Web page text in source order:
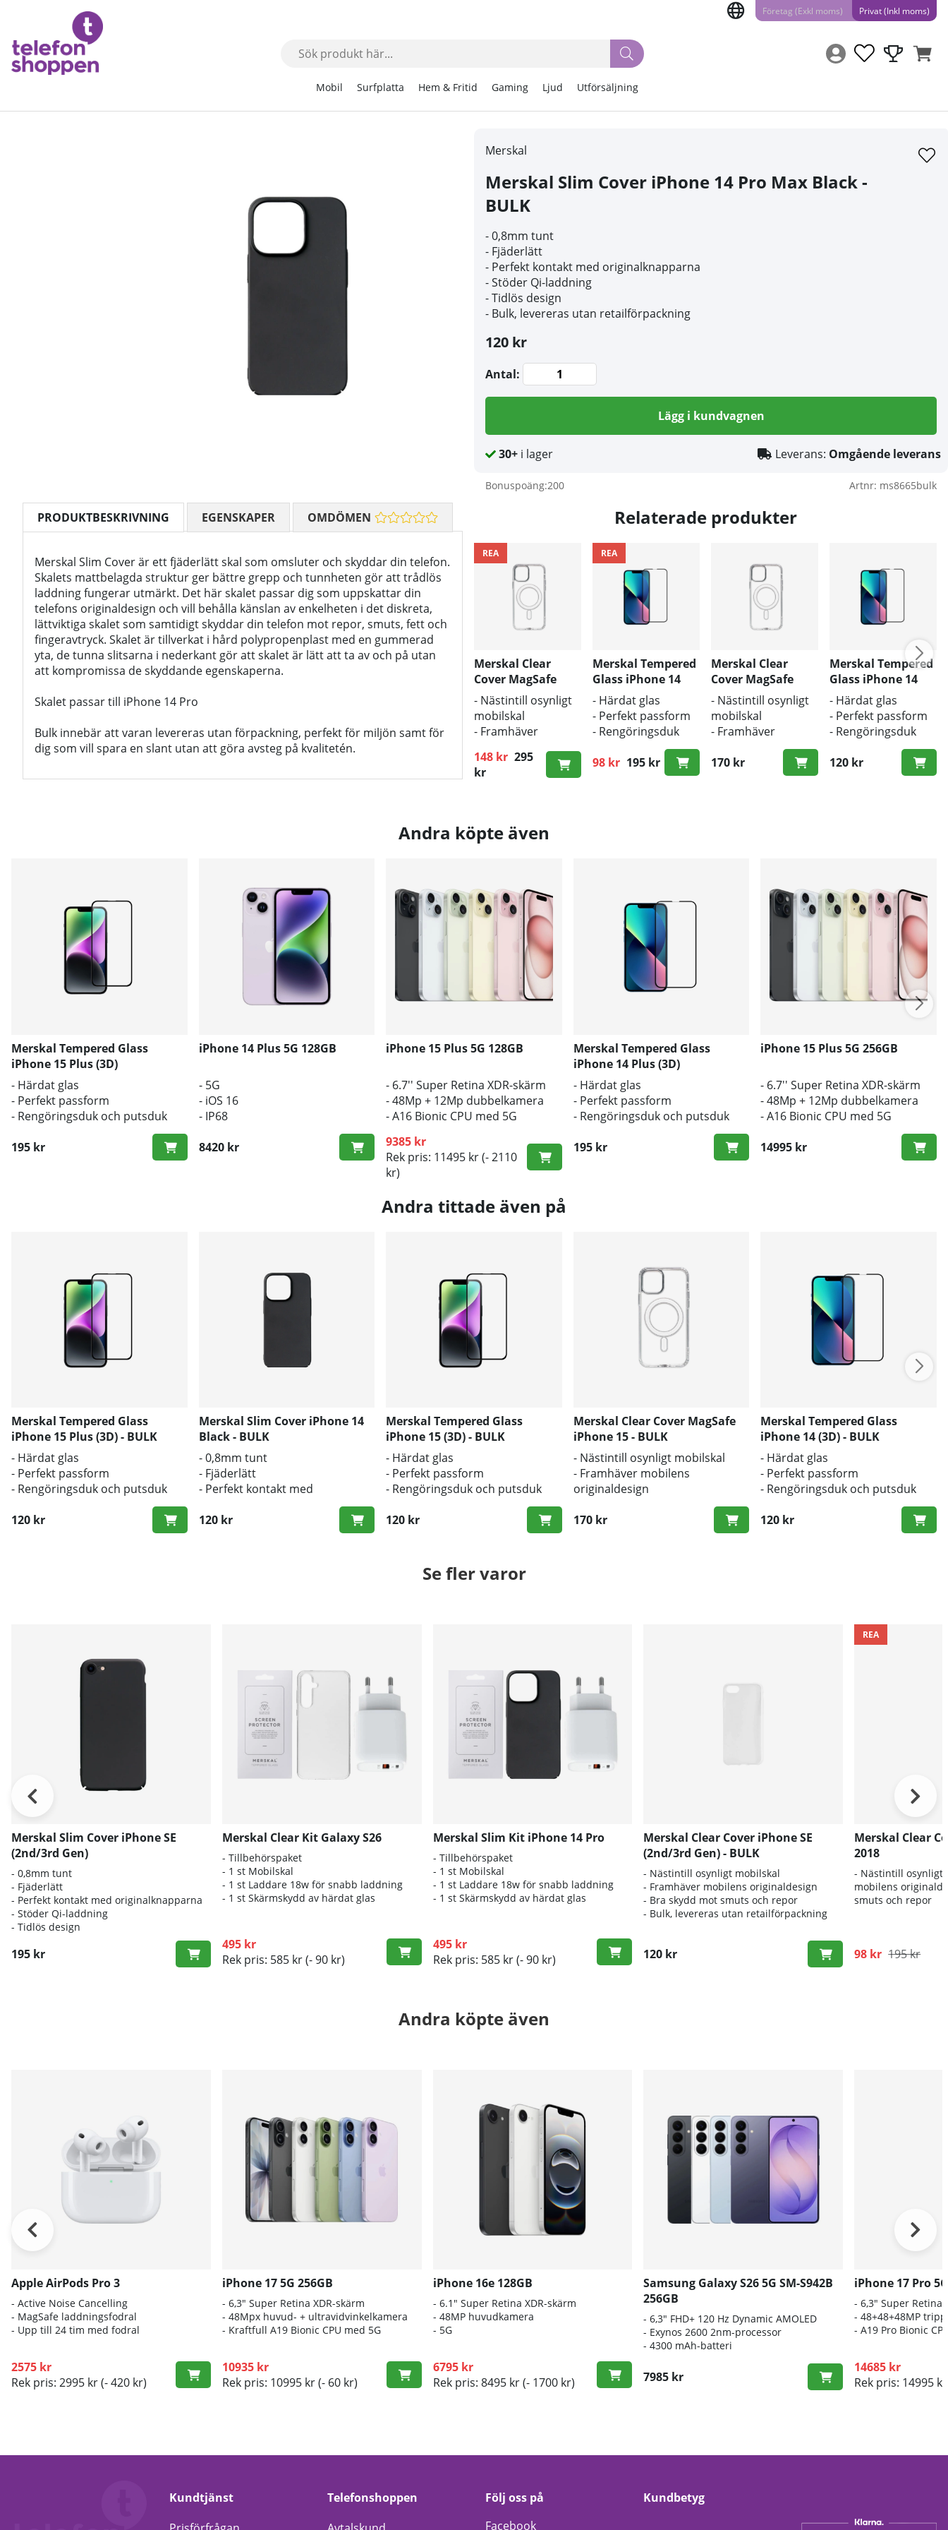
Företag (Exkl moms) Privat (Inkl moms)
Mobil Surfplatta Hem & Fritid Gaming Ljud Utförsäljning
Merskal
Merskal Slim Cover iPhone 14 Pro Max Black -
BULK
- 0,8mm tunt
- Fjäderlätt
- Perfekt kontakt med originalknapparna
- Stöder Qi-laddning
- Tidlös design
- Bulk, levereras utan retailförpackning
120 kr
Antal:
Lägg i kundvagnen
30+ i lager Leverans: Omgående leverans
Bonuspoäng:200 Artnr: ms8665bulk
PRODUKTBESKRIVNING
Merskal Slim Cover är ett fjäderlätt skal som omsluter och skyddar din telefon.
Skalets mattbelagda struktur ger bättre grepp och tunnheten gör att trådlös
laddning fungerar utmärkt. Det här skalet passar dig som uppskattar din
telefons originaldesign och vill behålla känslan av enkelheten i det diskreta,
lättviktiga skalet som samtidigt skyddar din telefon mot repor, smuts, fett och
fingeravtryck. Skalet är tillverkat i hård polypropenplast med en gummerad
yta, de tunna slitsarna i nederkant gör att skalet är lätt att ta av och på utan
att kompromissa de skyddande egenskaperna.
Skalet passar till iPhone 14 Pro
Bulk innebär att varan levereras utan förpackning, perfekt för miljön samt för
dig som vill spara en slant utan att göra avsteg på kvalitetén.
EGENSKAPER OMDÖMEN Relaterade produkter
REA
Merskal Clear
Cover MagSafe
iPhone 14 Pro Max
- Nästintill osynligt
mobilskal
- Framhäver
originaldesign
- Bra skydd mot
148 kr 295
kr
Ordinarie pris:
REA
Merskal Tempered
Glass iPhone 14
Pro Max (3D)
- Härdat glas
- Perfekt passform
- Rengöringsduk
inkluderad
98 kr 195 kr
Ordinarie pris:
Merskal Clear
Cover MagSafe
iPhone 14 Pro Max
- BULK
- Nästintill osynligt
mobilskal
- Framhäver
originaldesign
- Bra skydd mot
170 kr
Merskal Tempered
Glass iPhone 14
Pro Max (3D) -
BULK
- Härdat glas
- Perfekt passform
- Rengöringsduk
inkluderad
120 kr
Andra köpte även
Merskal Tempered Glass
iPhone 15 Plus (3D)
- Härdat glas
- Perfekt passform
- Rengöringsduk och putsduk
195 kr
iPhone 14 Plus 5G 128GB
- 5G
- iOS 16
- IP68
8420 kr
iPhone 15 Plus 5G 128GB
- 6.7'' Super Retina XDR-skärm
- 48Mp + 12Mp dubbelkamera
- A16 Bionic CPU med 5G
9385 kr
Rek pris: 11495 kr(- 2110
kr)
Merskal Tempered Glass
iPhone 14 Plus (3D)
- Härdat glas
- Perfekt passform
- Rengöringsduk och putsduk
195 kr
iPhone 15 Plus 5G 256GB
- 6.7'' Super Retina XDR-skärm
- 48Mp + 12Mp dubbelkamera
- A16 Bionic CPU med 5G
14995 kr
Andra tittade även på
Merskal Tempered Glass
iPhone 15 Plus (3D) - BULK
- Härdat glas
- Perfekt passform
- Rengöringsduk och putsduk
120 kr
Merskal Slim Cover iPhone 14
Black - BULK
- 0,8mm tunt
- Fjäderlätt
- Perfekt kontakt med
120 kr
Merskal Tempered Glass
iPhone 15 (3D) - BULK
- Härdat glas
- Perfekt passform
- Rengöringsduk och putsduk
120 kr
Merskal Clear Cover MagSafe
iPhone 15 - BULK
- Nästintill osynligt mobilskal
- Framhäver mobilens
originaldesign
- Bra skydd mot smuts och repor
170 kr
Merskal Tempered Glass
iPhone 14 (3D) - BULK
- Härdat glas
- Perfekt passform
- Rengöringsduk och putsduk
120 kr
Se fler varor
Merskal Slim Cover iPhone SE
(2nd/3rd Gen)
- 0,8mm tunt
- Fjäderlätt
- Perfekt kontakt med originalknapparna
- Stöder Qi-laddning
- Tidlös design
195 kr
Merskal Clear Kit Galaxy S26
- Tillbehörspaket
- 1 st Mobilskal
- 1 st Laddare 18w för snabb laddning
- 1 st Skärmskydd av härdat glas
495 kr
Rek pris: 585 kr(- 90 kr)
Merskal Slim Kit iPhone 14 Pro
- Tillbehörspaket
- 1 st Mobilskal
- 1 st Laddare 18w för snabb laddning
- 1 st Skärmskydd av härdat glas
495 kr
Rek pris: 585 kr(- 90 kr)
Merskal Clear Cover iPhone SE
(2nd/3rd Gen) - BULK
- Nästintill osynligt mobilskal
- Framhäver mobilens originaldesign
- Bra skydd mot smuts och repor
- Bulk, levereras utan retailförpackning
120 kr
REA
Merskal Clear
2018
- Nästintill osynligt
mobilens
smuts och repor
98 kr 195 kr
Andra köpte även
Apple AirPods Pro 3
- Active Noise Cancelling
- MagSafe laddningsfodral
- Upp till 24 tim med fodral
2575 kr
Rek pris: 2995 kr(- 420 kr)
iPhone 17 5G 256GB
- 6,3" Super Retina XDR-skärm
- 48Mpx huvud- + ultravidvinkelkamera
- Kraftfull A19 Bionic CPU med 5G
10935 kr
Rek pris: 10995 kr(- 60 kr)
iPhone 16e 128GB
- 6.1″ Super Retina XDR-skärm
- 48MP huvudkamera
- 5G
6795 kr
Rek pris: 8495 kr(- 1700 kr)
Samsung Galaxy S26 5G SM-S942B
256GB
- 6,3" FHD+ 120 Hz Dynamic AMOLED
- Exynos 2600 2nm-processor
-4300 mAh-batteri
7985 kr
iPhone 17 Pro
- 6,3" Super Retina
- 48+48+48MP
-A19 Pro Bionic
14685 kr
Rek pris: 14995 kr
Kundtjänst
Telefonshoppen
Följ oss på
Facebook
Kundbetyg